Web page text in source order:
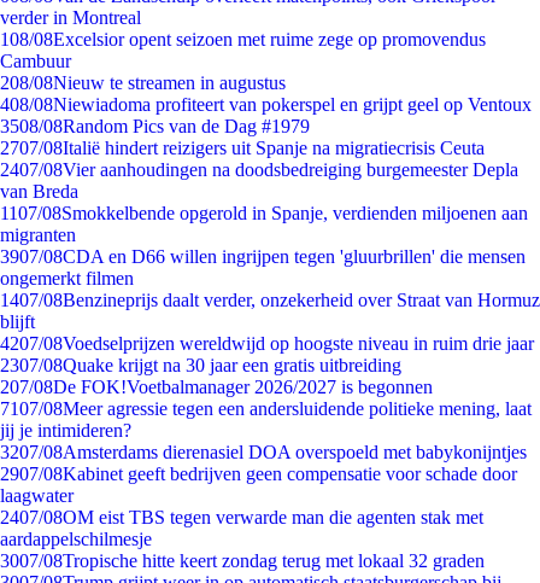
verder in Montreal
108/08Excelsior opent seizoen met ruime zege op promovendus
Cambuur
208/08Nieuw te streamen in augustus
408/08Niewiadoma profiteert van pokerspel en grijpt geel op Ventoux
3508/08Random Pics van de Dag #1979
2707/08Italië hindert reizigers uit Spanje na migratiecrisis Ceuta
2407/08Vier aanhoudingen na doodsbedreiging burgemeester Depla
van Breda
1107/08Smokkelbende opgerold in Spanje, verdienden miljoenen aan
migranten
3907/08CDA en D66 willen ingrijpen tegen 'gluurbrillen' die mensen
ongemerkt filmen
1407/08Benzineprijs daalt verder, onzekerheid over Straat van Hormuz
blijft
4207/08Voedselprijzen wereldwijd op hoogste niveau in ruim drie jaar
2307/08Quake krijgt na 30 jaar een gratis uitbreiding
207/08De FOK!Voetbalmanager 2026/2027 is begonnen
7107/08Meer agressie tegen een andersluidende politieke mening, laat
jij je intimideren?
3207/08Amsterdams dierenasiel DOA overspoeld met babykonijntjes
2907/08Kabinet geeft bedrijven geen compensatie voor schade door
laagwater
2407/08OM eist TBS tegen verwarde man die agenten stak met
aardappelschilmesje
3007/08Tropische hitte keert zondag terug met lokaal 32 graden